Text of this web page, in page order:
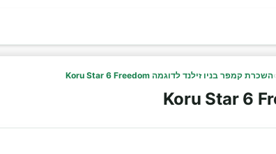
›השכרת קמפר בניו זילנד לדוגמה Koru Star 6 Freedom